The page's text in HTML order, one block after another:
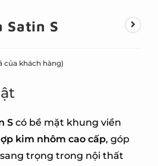
Satin S
của khách hàng)
S có bề mặt khung viền
kim nhôm cao cấp, góp
trọng trong nội thất